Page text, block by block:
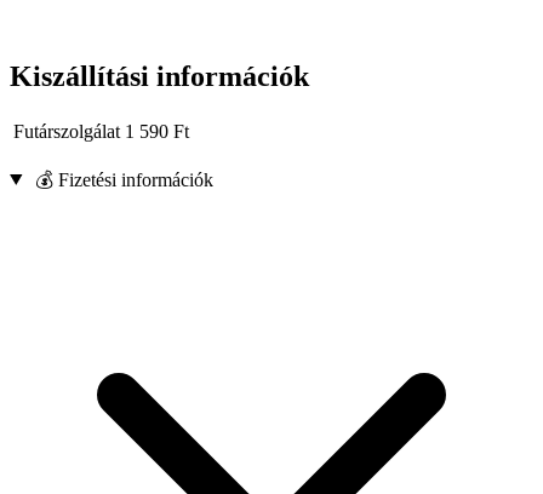
Kiszállítási információk
Futárszolgálat 1 590 Ft
💰 Fizetési információk